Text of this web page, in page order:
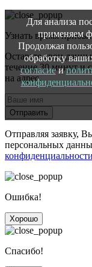
Для анализа
применяем
Продолжая
обработку
согласиеи
Узнать время
Оставьте свои
течение 30 минут и
на адрес.
Отправить
Отправляя заявку,
персональных
конфиденциальности
Ошибка!
Хорошо
Спасибо!